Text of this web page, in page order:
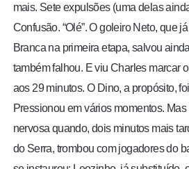
mais. Sete expulsões (uma delas
Confusão. “Olé”. O goleiro Neto, que
Branca na primeira etapa, salvou
também falhou. E viu Charles marcar
aos 29 minutos. O Dino, a propósito,
Pressionou em vários momentos.
nervosa quando, dois minutos mais
do Serra, trombou com jogadores do